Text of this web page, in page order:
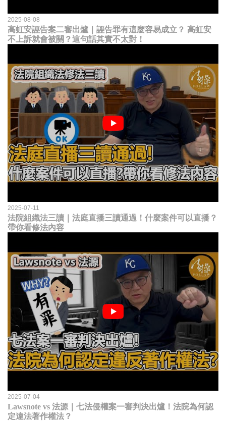
2025-08-08
高虹安誣告案二審出爐｜誣告罪有這麼容易成立？ 高虹安
不上訴就會被關？這句話其實不太對！
2025-07-11
法院組織法三讀｜法庭直播三讀通過！什麼案件可以直播？
帶你看修法內容
2025-07-04
Lawsnote vs 法源｜七法侵權案一審判決出爐！法院為何認
定違法著作權法？